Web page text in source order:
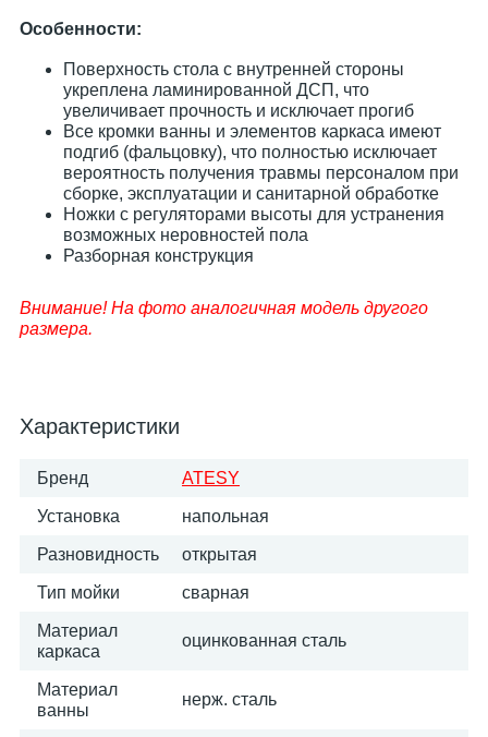
Особенности:
Поверхность стола с внутренней стороны
укреплена ламинированной ДСП, что
увеличивает прочность и исключает прогиб
Все кромки ванны и элементов каркаса имеют
подгиб (фальцовку), что полностью исключает
вероятность получения травмы персоналом при
сборке, эксплуатации и санитарной обработке
Ножки с регуляторами высоты для устранения
возможных неровностей пола
Разборная конструкция
Внимание! На фото аналогичная модель другого
размера.
Характеристики
Бренд ATESY
Установка напольная
Разновидность открытая
Тип мойки сварная
Материал
каркаса
оцинкованная сталь
Материал
ванны
нерж. сталь